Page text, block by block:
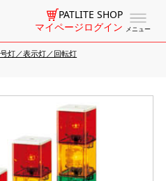
メニュー
PATLITE SHOP
マイページログイン
灯／表示灯／回転灯